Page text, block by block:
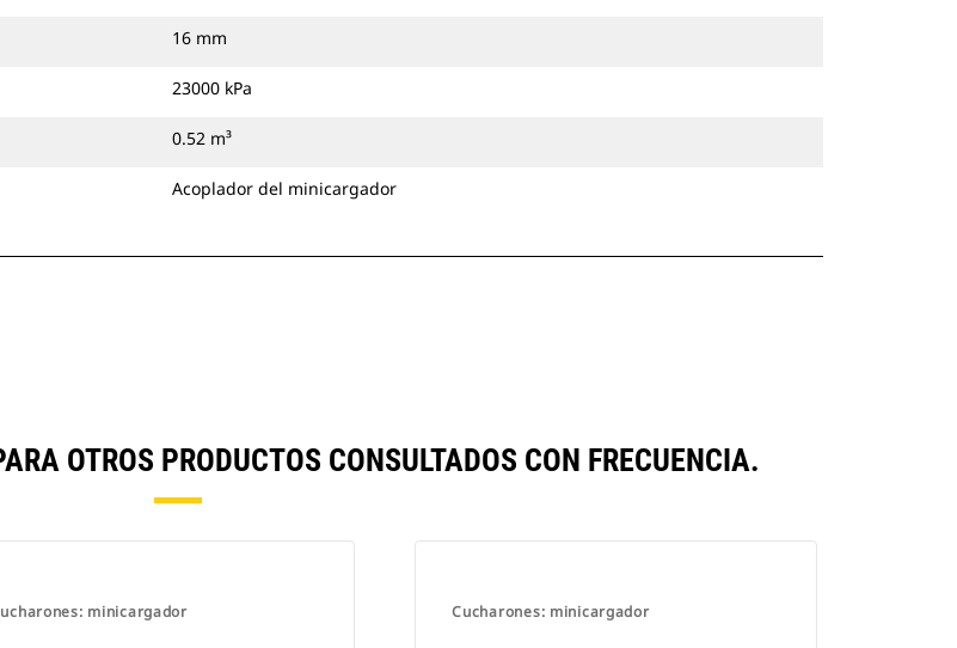
16 mm
23000 kPa
0.52 m³
Acoplador del minicargador
OTROS PRODUCTOS CONSULTADOS CON FRECUENCIA.
minicargador Cucharones: minicargador